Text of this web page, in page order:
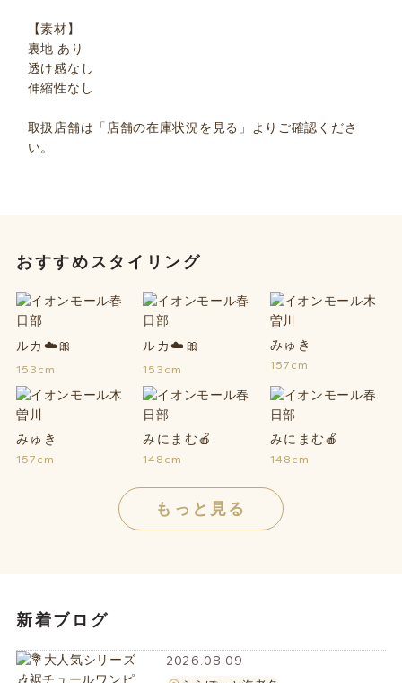
【素材】
裏地 あり
透け感なし
伸縮性なし
取扱店舗は「店舗の在庫状況を見る」よりご確認くださ
い。
おすすめスタイリング
ルカ☁️🎀
153cm
ルカ☁️🎀
153cm
みゅき
157cm
みゅき
157cm
みにまむ🍎
148cm
みにまむ🍎
148cm
もっと見る
新着ブログ
2026.08.09